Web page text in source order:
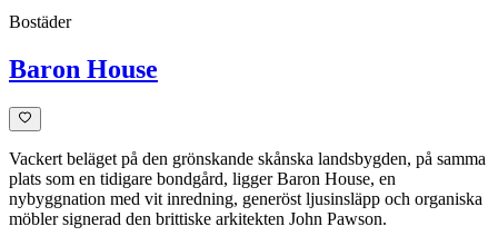
Bostäder
Baron House
Vackert beläget på den grönskande skånska landsbygden, på samma
plats som en tidigare bondgård, ligger Baron House, en
nybyggnation med vit inredning, generöst ljusinsläpp och organiska
möbler signerad den brittiske arkitekten John Pawson.